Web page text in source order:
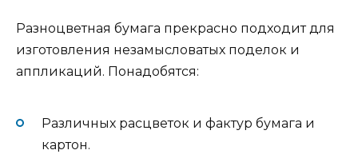
Разноцветная бумага прекрасно подходит для
изготовления незамысловатых поделок и
аппликаций. Понадобятся:
Различных расцветок и фактур бумага и
картон.